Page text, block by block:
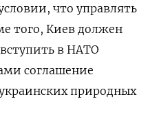
что управлять
того, Киев должен
в НАТО
соглашение
природных